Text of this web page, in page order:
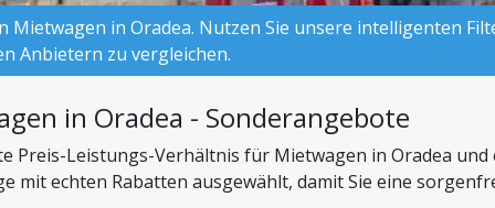
Mietwagen in Oradea. Nutzen Sie unsere intelligenten
Anbietern zu vergleichen.
in Oradea - Sonderangebote
Preis-Leistungs-Verhältnis für Mietwagen in Oradea
mit echten Rabatten ausgewählt, damit Sie eine